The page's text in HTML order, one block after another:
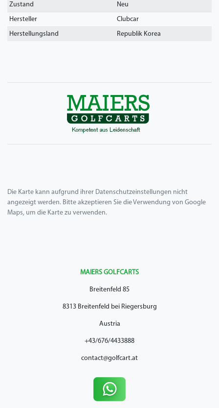
Technisches
Merkmal
Wert
Zustand
Neu
Hersteller
Clubcar
Herstellungsland
Republik Korea
Die Karte kann aufgrund ihrer Datenschutzeinstellungen nicht
angezeigt werden. Bitte akzeptieren Sie die Verwendung von Google
Maps, um die Karte zu verwenden.
MAIERS GOLFCARTS
Breitenfeld 85
8313 Breitenfeld bei Riegersburg
Austria
+43/676/4433888
contact@golfcart.at